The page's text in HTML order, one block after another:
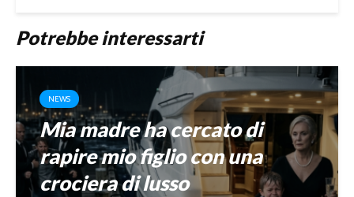
Potrebbe interessarti
NEWS
Mia madre ha cercato di
rapire mio figlio con una
crociera di lusso